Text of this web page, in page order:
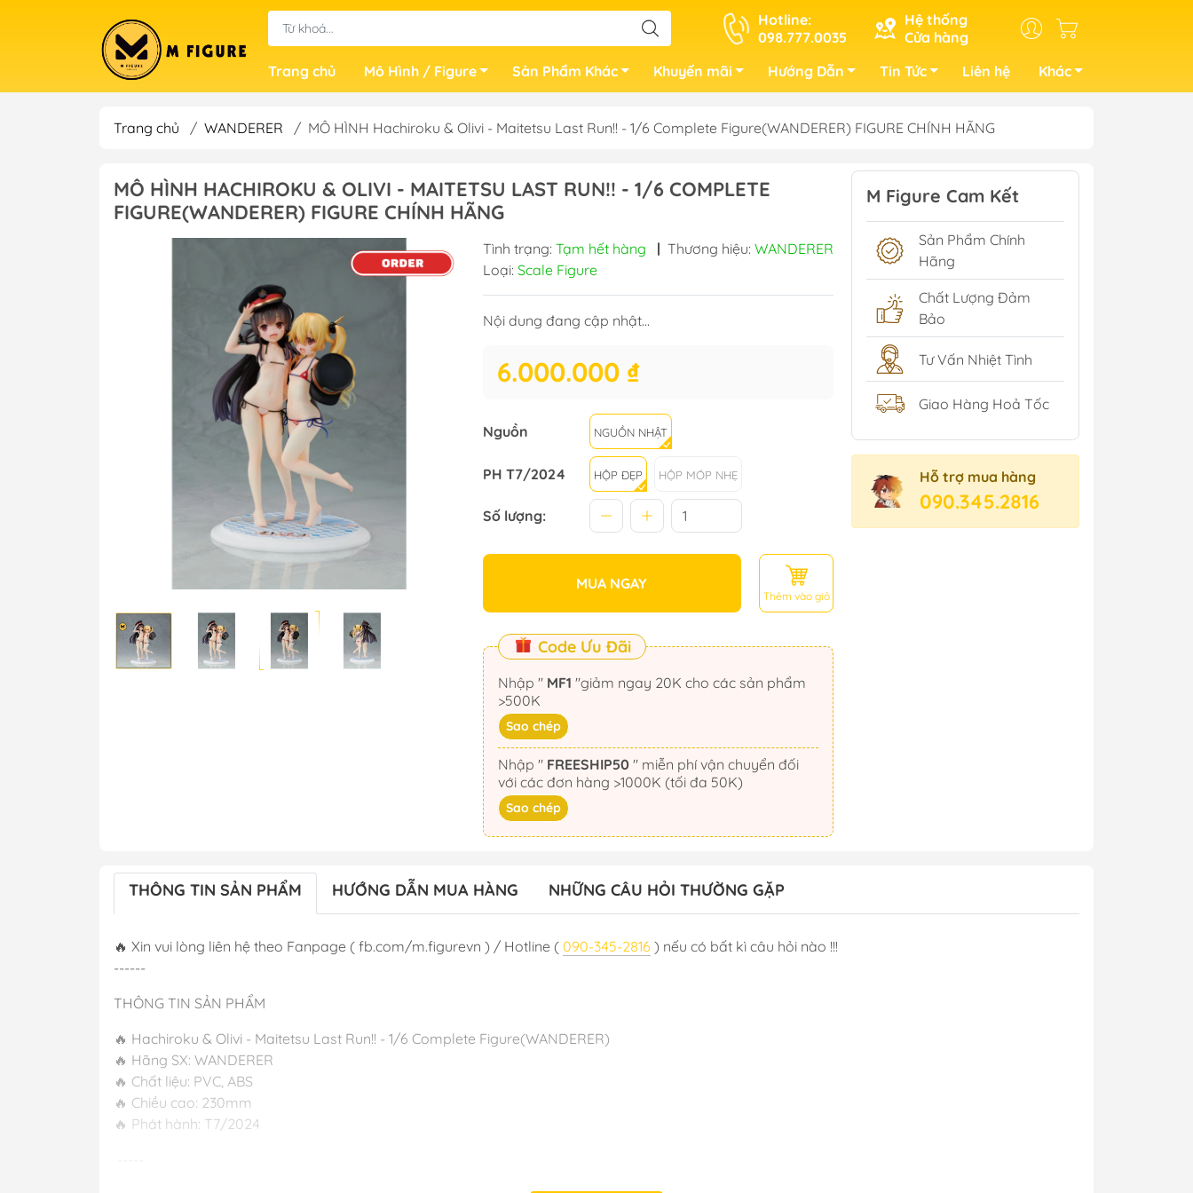
Hotline:
098.777.0035
Hệ thống
Cửa hàng
Trang chủ
Mô Hình / Figure Sản Phẩm Khác Khuyến mãi Hướng Dẫn Tin Tức Liên hệ Khác
Trang chủ / WANDERER / MÔ HÌNH Hachiroku & Olivi - Maitetsu Last Run!! - 1/6 Complete Figure(WANDERER) FIGURE CHÍNH HÃNG
MÔ HÌNH HACHIROKU & OLIVI - MAITETSU LAST RUN!! - 1/6 COMPLETE
FIGURE(WANDERER) FIGURE CHÍNH HÃNG
Tình trạng: Tạm hết hàng | Thương hiệu: WANDERER
Loại: Scale Figure
Nội dung đang cập nhật...
6.000.000 ₫
Nguồn NGUỒN NHẬT
PH T7/2024 HỘP ĐẸP HỘP MÓP NHẸ
Số lượng:
MUA NGAY
Thêm vào giỏ
Code Ưu Đãi
Nhập " MF1
>500K
Sao chép
Nhập " FREESHIP50" miễn phí vận chuyển đối
với các đơn hàng >1000K (tối đa 50K)
Sao chép
M Figure Cam Kết
Sản Phẩm Chính
Hãng
Chất Lượng Đảm
Bảo
Tư Vấn Nhiệt Tình
Giao Hàng Hoả Tốc
Hỗ trợ mua hàng
090.345.2816
THÔNG TIN SẢN PHẨM HƯỚNG DẪN MUA HÀNG NHỮNG CÂU HỎI THƯỜNG GẶP
🔥 Xin vui lòng liên hệ theo Fanpage ( fb.com/m.figurevn ) / Hotline ( 090-345-2816 ) nếu có bất kì câu hỏi nào !!!
------
THÔNG TIN SẢN PHẨM
🔥 Hachiroku & Olivi - Maitetsu Last Run!! - 1/6 Complete Figure(WANDERER)
🔥 Hãng SX: WANDERER
🔥 Chất liệu: PVC, ABS
🔥 Chiều cao: 230mm
🔥 Phát hành: T7/2024